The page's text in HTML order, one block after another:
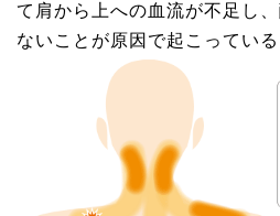
て肩から上への血流が不足し
ないことが原因で起こっている